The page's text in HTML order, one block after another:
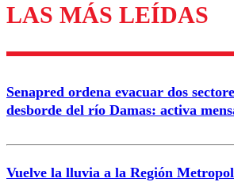
Los comentarios son moderados
diálogo respetuoso.
Correo
LAS MÁS LEÍDAS
Senapred ordena evacuar dos
desborde del río Damas: activa
Vuelve la lluvia a la Región